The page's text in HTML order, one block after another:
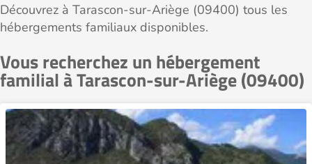
Découvrez à Tarascon-sur-Ariège (09400) tous les
hébergements familiaux disponibles.
Vous recherchez un hébergement
familial à Tarascon-sur-Ariège (09400)